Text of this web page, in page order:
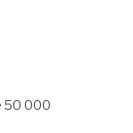
50 000